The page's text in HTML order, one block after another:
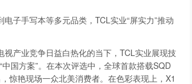
子手写本等多元品类，TCL实业“屏实力”推动
产业竞争日益白热化的当下，TCL实业展现技
国方案”。在本次评选中，全球首款搭载SQD
惊艳现场一众北美消费者。在色彩表现上，X1